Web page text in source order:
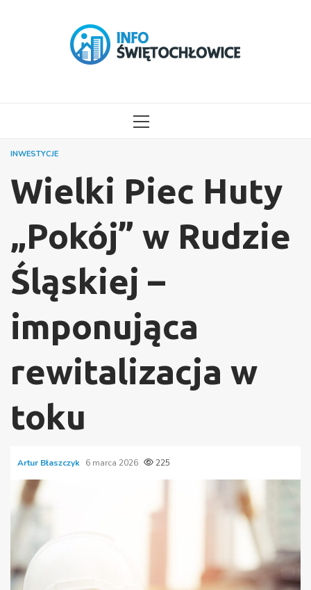
MENU
INWESTYCJE
Wielki Piec Huty
„Pokój” w Rudzie
Śląskiej –
imponująca
rewitalizacja w
toku
Artur Błaszczyk 6 marca 2026 225